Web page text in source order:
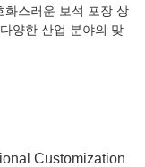
화스러운 보석 포장 상
양한 산업 분야의 맞
Customization